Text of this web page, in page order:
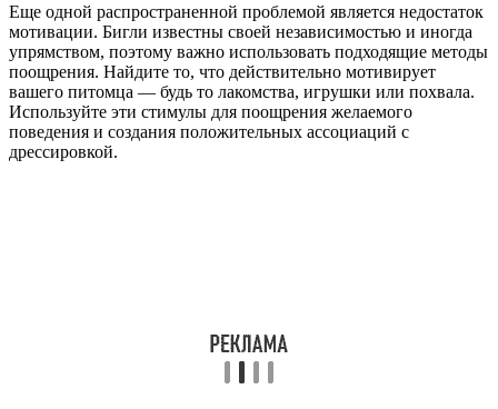
Еще одной распространенной проблемой является недостаток
мотивации. Бигли известны своей независимостью и иногда
упрямством, поэтому важно использовать подходящие методы
поощрения. Найдите то, что действительно мотивирует
вашего питомца — будь то лакомства, игрушки или похвала.
Используйте эти стимулы для поощрения желаемого
поведения и создания положительных ассоциаций с
дрессировкой.